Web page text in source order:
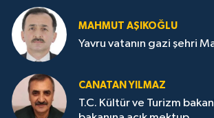
MAHMUT AŞIKOĞLU
Yavru vatanın gazi şehri
CANATAN YILMAZ
T.C. Kültür ve Turizm